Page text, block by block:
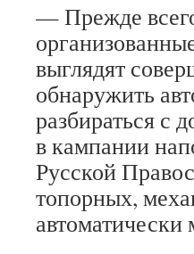
— Прежде
выглядят
обнаружить
разбираться с
в кампании
Русской
топорных,